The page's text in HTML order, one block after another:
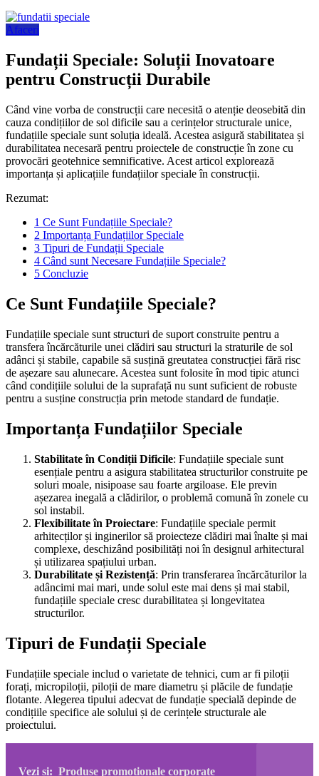
Afaceri
Fundații Speciale: Soluții Inovatoare
pentru Construcții Durabile
Când vine vorba de construcții care necesită o atenție deosebită din
cauza condițiilor de sol dificile sau a cerințelor structurale unice,
fundațiile speciale sunt soluția ideală. Acestea asigură stabilitatea și
durabilitatea necesară pentru proiectele de construcție în zone cu
provocări geotehnice semnificative. Acest articol explorează
importanța și aplicațiile fundațiilor speciale în construcții.
Rezumat:
1 Ce Sunt Fundațiile Speciale?
2 Importanța Fundațiilor Speciale
3 Tipuri de Fundații Speciale
4 Când sunt Necesare Fundațiile Speciale?
5 Concluzie
Ce Sunt Fundațiile Speciale?
Fundațiile speciale sunt structuri de suport construite pentru a
transfera încărcăturile unei clădiri sau structuri la straturile de sol
adânci și stabile, capabile să susțină greutatea construcției fără risc
de așezare sau alunecare. Acestea sunt folosite în mod tipic atunci
când condițiile solului de la suprafață nu sunt suficient de robuste
pentru a susține construcția prin metode standard de fundație.
Importanța Fundațiilor Speciale
Stabilitate în Condiții Dificile: Fundațiile speciale sunt
esențiale pentru a asigura stabilitatea structurilor construite pe
soluri moale, nisipoase sau foarte argiloase. Ele previn
așezarea inegală a clădirilor, o problemă comună în zonele cu
sol instabil.
Flexibilitate în Proiectare: Fundațiile speciale permit
arhitecților și inginerilor să proiecteze clădiri mai înalte și mai
complexe, deschizând posibilități noi în designul arhitectural
și utilizarea spațiului urban.
Durabilitate și Rezistență: Prin transferarea încărcăturilor la
adâncimi mai mari, unde solul este mai dens și mai stabil,
fundațiile speciale cresc durabilitatea și longevitatea
structurilor.
Tipuri de Fundații Speciale
Fundațiile speciale includ o varietate de tehnici, cum ar fi piloții
forați, micropiloții, piloții de mare diametru și plăcile de fundație
flotante. Alegerea tipului adecvat de fundație specială depinde de
condițiile specifice ale solului și de cerințele structurale ale
proiectului.
Vezi si: Produse promotionale corporate